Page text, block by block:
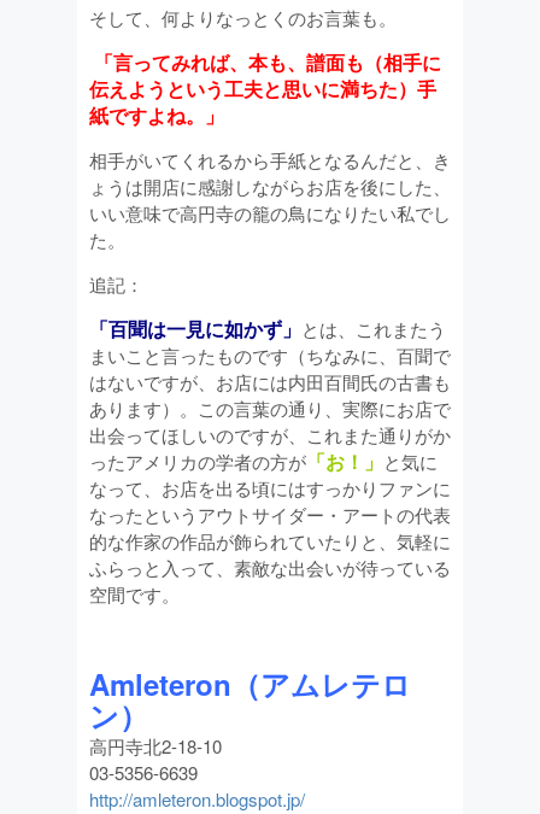
そして、何よりなっとくのお言葉も。
「言ってみれば、本も、譜面も（相手に
伝えようという工夫と思いに満ちた）手
紙ですよね。」
相手がいてくれるから手紙となるんだと、き
ょうは開店に感謝しながらお店を後にした、
いい意味で高円寺の籠の鳥になりたい私でし
た。
追記：
「百聞は一見に如かず」 とは、これまたう
まいこと言ったものです（ちなみに、百聞で
はないですが、お店には内田百間氏の古書も
あります）。この言葉の通り、実際にお店で
出会ってほしいのですが、これまた通りがか
ったアメリカの学者の方が 「お！」 と気に
なって、お店を出る頃にはすっかりファンに
なったというアウトサイダー・アートの代表
的な作家の作品が飾られていたりと、気軽に
ふらっと入って、素敵な出会いが待っている
空間です。
Amleteron（アムレテロ
ン）
高円寺北2-18-10
03-5356-6639
http://amleteron.blogspot.jp/